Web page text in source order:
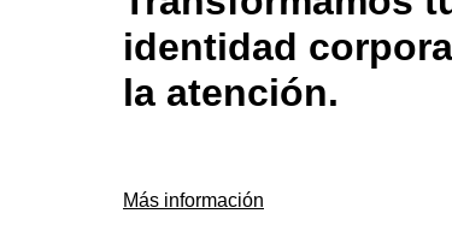
identidad
la atención.
Más información